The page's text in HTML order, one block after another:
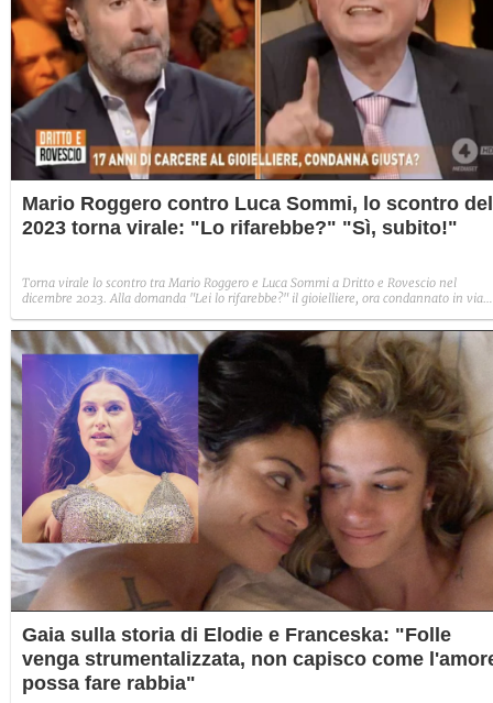
Mario Roggero contro Luca Sommi, lo scontro del
2023 torna virale: "Lo rifarebbe?" "Sì, subito!"
Torna virale lo scontro tra Mario Roggero e Luca Sommi a Dritto e Rovescio nel
dicembre 2023. Alla domanda "Lei lo rifarebbe?" il gioielliere, ora condannato in via
Gaia sulla storia di Elodie e Franceska: "Folle
venga strumentalizzata, non capisco come
possa fare rabbia"